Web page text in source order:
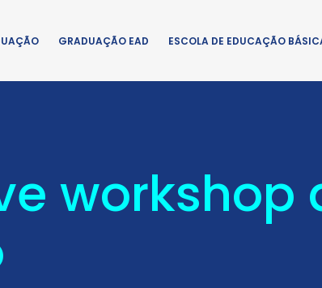
GRADUAÇÃO EAD ESCOLA DE EDUCAÇÃO
workshop